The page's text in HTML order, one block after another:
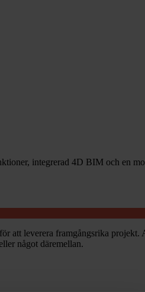
integrerad 4D BIM och en
att leverera framgångsrika
något däremellan.